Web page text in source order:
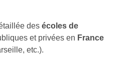
des écoles de
et privées en France
etc.).